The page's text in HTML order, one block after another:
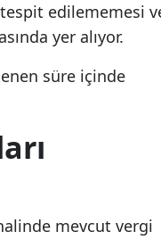
tespit edilememesi
yer alıyor.
süre içinde
mevcut vergi